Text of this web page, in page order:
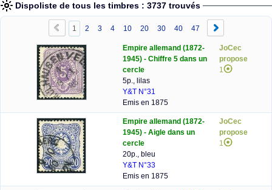
Dispoliste de tous les timbres : 3737 trouvés
1 2 3 4 10 20 30 40 47
Empire allemand (1872-
1945) - Chiffre 5 dans un
cercle
5p., lilas
Y&T N°31
Emis en 1875
JoCec
propose
1
Empire allemand (1872-
1945) - Aigle dans un
cercle
20p., bleu
Y&T N°33
Emis en 1875
JoCec
propose
1